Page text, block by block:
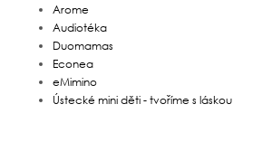
Arome
Audiotéka
Duomamas
Econea
eMimino
Ústecké mini děti - tvoříme s láskou